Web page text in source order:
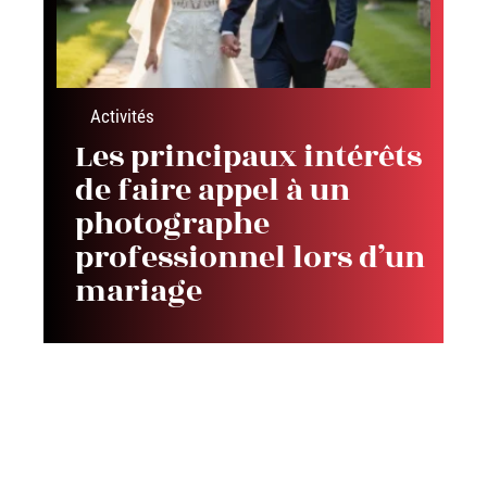
Activités
Les principaux intérêts
de faire appel à un
photographe
professionnel lors d’un
mariage